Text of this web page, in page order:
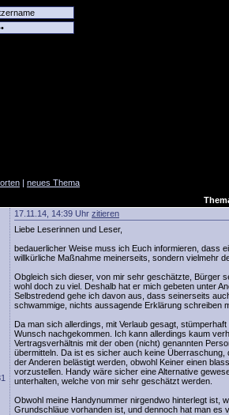
| neues Thema
17.11.14, 14:39 Uhr zitieren
Liebe Leserinnen und Leser,
bedauerlicher Weise muss ich Euch informieren, dass
willkürliche Maßnahme meinerseits, sondern vielmehr
Obgleich sich dieser, von mir sehr geschätzte, Bürger
wohl doch zu viel. Deshalb hat er mich gebeten unter
Selbstredend gehe ich davon aus, dass seinerseits
schwammige, nichts aussagende Erklärung schreiben
Da man sich allerdings, mit Verlaub gesagt,
Wunsch nachgekommen. Ich kann allerdings kaum
Vertragsverhältnis mit der oben (nicht) genannten
übermitteln. Da ist es sicher auch keine
der Anderen belästigt werden, obwohl Keiner einen
vorzustellen. Handy wäre sicher eine Alternative
unterhalten, welche von mir sehr geschätzt werden.
Obwohl meine Handynummer nirgendwo hinterlegt ist,
Grundschläue vorhanden ist, und dennoch hat man es